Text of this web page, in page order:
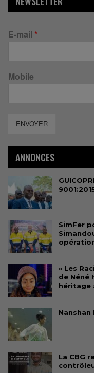
E-mail *
Mobile
ENVOYER
ANNONCES
SimFer
« Les
de Néné
héritage
La CBG